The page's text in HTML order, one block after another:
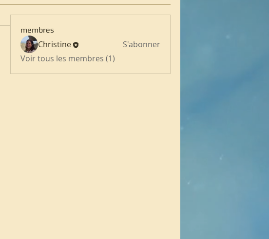
membres
Christine
S'abonner
Voir tous les membres (1)